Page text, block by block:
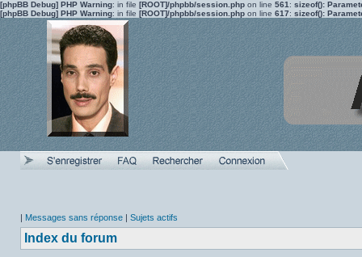
[phpBB Debug] PHP Warning: in file [ROOT]/phpbb/session.php on line 561 : sizeof():
[phpBB Debug] PHP Warning: in file [ROOT]/phpbb/session.php on line 617: sizeof():
| Messages sans réponse | Sujets actifs
Index du forum